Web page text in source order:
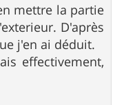
mettre la partie
D'après
j'en ai déduit.
effectivement,